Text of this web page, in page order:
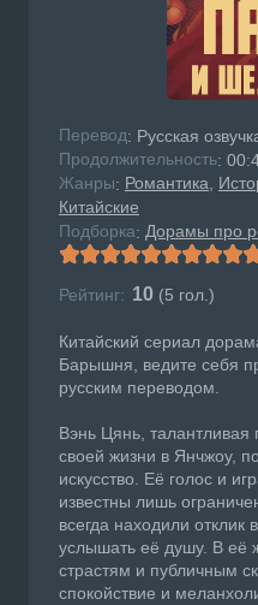
Перевод: Русская
Продолжительность:
Жанры: Романтика
Китайские
Подборка: Дорамы про
Рейтинг: 10 (5 гол.)
Китайский сериал
Барышня, ведите себя
русским переводом.
Вэнь Цянь, талантливая
своей жизни в Янчжоу,
искусство. Её голос и
известны лишь
всегда находили отклик
услышать её душу. В её
страстям и публичным
спокойствие и